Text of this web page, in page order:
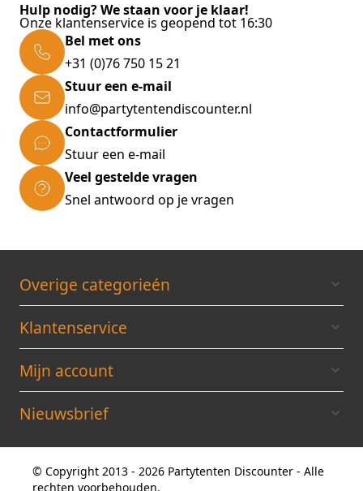
Hulp nodig? We staan voor je klaar!
Onze klantenservice is geopend tot 16:30
Bel met ons
+31 (0)76 750 15 21
Stuur een e-mail
info@partytentendiscounter.nl
Contactformulier
Stuur een e-mail
Veel gestelde vragen
Snel antwoord op je vragen
Overige categorieén
Klantenservice
Mijn account
Nieuwsbrief
© Copyright 2013 - 2026 Partytenten Discounter - Alle
rechten voorbehouden.